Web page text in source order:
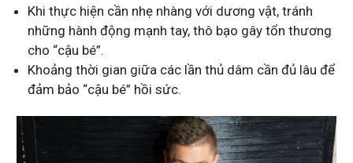
Khi thực hiện cần nhẹ nhàng với dương vật, tránh
những hành động mạnh tay, thô bạo gây tổn thương
cho “cậu bé”.
Khoảng thời gian giữa các lần thủ dâm cần đủ lâu để
đảm bảo “cậu bé” hồi sức.